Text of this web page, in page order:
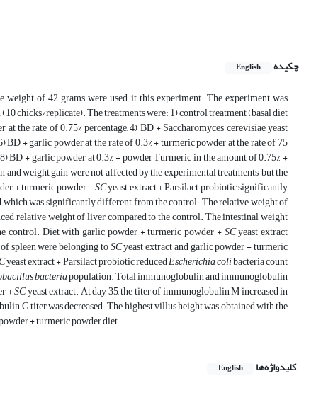
چکیده
English
of 42 grams were used it this experiment. The experiment was
chicks/replicate). The treatments were: 1) control treatment (basal diet
the rate of 0.75% percentage, 4) BD + Saccharomyces cerevisiae yeast
+ garlic powder at the rate of 0.3% + turmeric powder at the rate of 75
BD + garlic powder at 0.3% + powder Turmeric in the amount of 0.75% +
weight gain were not affected by the experimental treatments, but the
+ turmeric powder +SCyeast extract + Parsilact probiotic significantly
was significantly different from the control. The relative weight of
relative weight of liver compared to the control. The intestinal weight
control. Diet with garlic powder + turmeric powder +SCyeast extract
spleen were belonging toSCyeast extract and garlic powder + turmeric
yeast extract + Parsilact probiotic reducedEscherichia colibacteria count
bacteriapopulation. Total immunoglobulin and immunoglobulin
+SCyeast extract. At day 35, the titer of immunoglobulin M increased in
G titer was decreased. The highest villus height was obtained with the
+ turmeric powder diet.
کلیدواژه‌ها English